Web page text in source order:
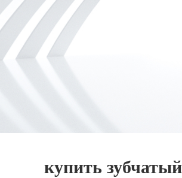
Контакты
купить